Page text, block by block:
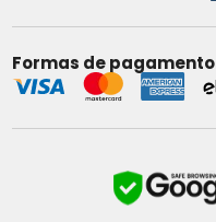
Formas de pagamento